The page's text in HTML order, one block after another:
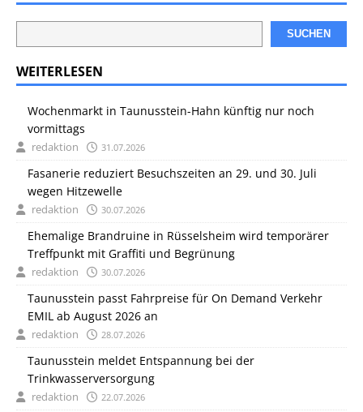
SUCHEN
WEITERLESEN
Wochenmarkt in Taunusstein-Hahn künftig nur noch
vormittags
redaktion 31.07.2026
Fasanerie reduziert Besuchszeiten an 29. und 30. Juli
wegen Hitzewelle
redaktion 30.07.2026
Ehemalige Brandruine in Rüsselsheim wird temporärer
Treffpunkt mit Graffiti und Begrünung
redaktion 30.07.2026
Taunusstein passt Fahrpreise für On Demand Verkehr
EMIL ab August 2026 an
redaktion 28.07.2026
Taunusstein meldet Entspannung bei der
Trinkwasserversorgung
redaktion 22.07.2026